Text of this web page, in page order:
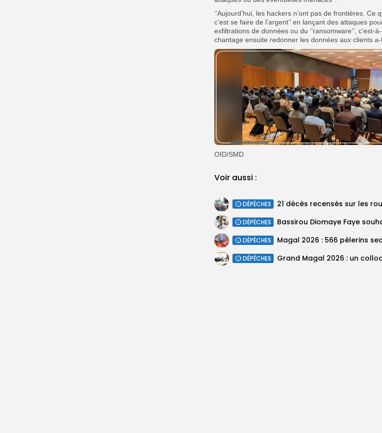
‘’Aujourd’hui, les hackers n’ont pas de frontières. Ce
c’est se faire de l’argent’’ en lançant des attaques
exfiltrations de données ou du ‘’ransomware’’, c’est-
chantage ensuite redonner les données aux clients a-
OID/SMD
Voir aussi :
DÉPÊCHES
DÉPÊCHES
DÉPÊCHES
DÉPÊCHES